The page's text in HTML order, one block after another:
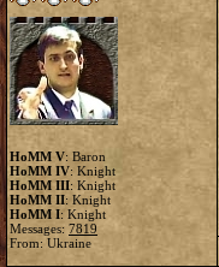
HoMM V: Baron
HoMM IV: Knight
HoMM III: Knight
HoMM II: Knight
HoMM I: Knight
Messages: 7819
From: Ukraine